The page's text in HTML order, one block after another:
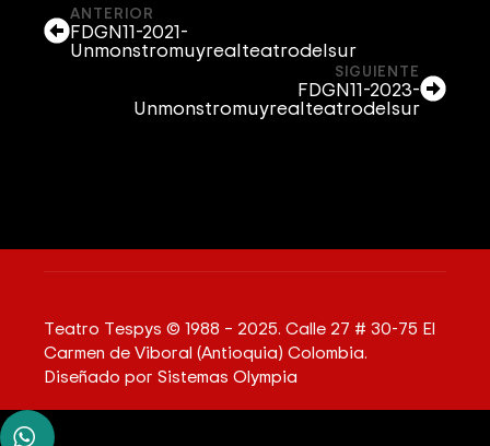
ANTERIOR
FDGN11-2021-
Unmonstromuyrealteatrodelsur
SIGUIENTE
FDGN11-2023-
Unmonstromuyrealteatrodelsur
Teatro Tespys © 1988 – 2025. Calle 27 # 30-75 El
Carmen de Viboral (Antioquia) Colombia.
Diseñado por Sistemas Olympia